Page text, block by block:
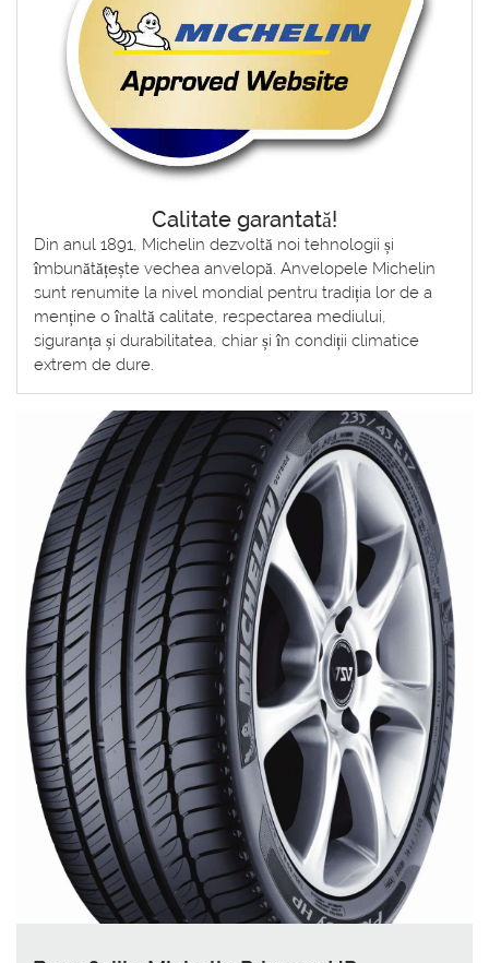
Calitate garantată!
Din anul 1891, Michelin dezvoltă noi tehnologii și
îmbunătățește vechea anvelopă. Anvelopele Michelin
sunt renumite la nivel mondial pentru tradiția lor de a
menține o înaltă calitate, respectarea mediului,
siguranța și durabilitatea, chiar și în condiții climatice
extrem de dure.